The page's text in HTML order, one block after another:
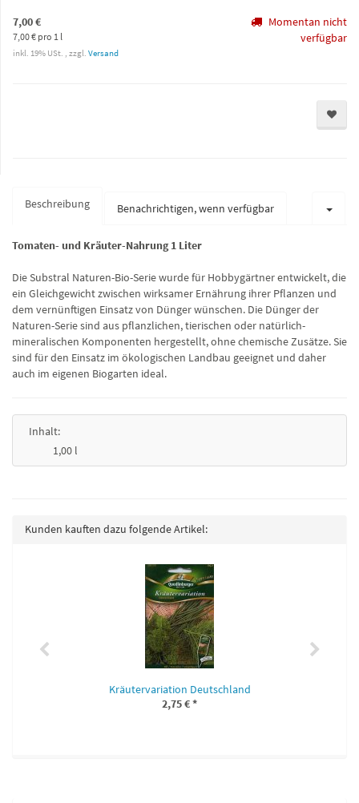
7,00 €
7,00 € pro 1 l
inkl. 19% USt. , zzgl. Versand
Momentan nicht
verfügbar
Beschreibung Benachrichtigen, wenn verfügbar
Tomaten- und Kräuter-Nahrung 1 Liter
Die Substral Naturen-Bio-Serie wurde für Hobbygärtner entwickelt, die
ein Gleichgewicht zwischen wirksamer Ernährung ihrer Pflanzen und
dem vernünftigen Einsatz von Dünger wünschen. Die Dünger der
Naturen-Serie sind aus pflanzlichen, tierischen oder natürlich-
mineralischen Komponenten hergestellt, ohne chemische Zusätze. Sie
sind für den Einsatz im ökologischen Landbau geeignet und daher
auch im eigenen Biogarten ideal.
Inhalt:
1,00 l
Kunden kauften dazu folgende Artikel:
Kräutervariation Deutschland
2,75 €*